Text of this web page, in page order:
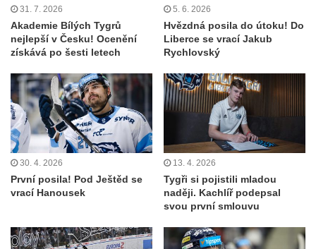
31. 7. 2026
Akademie Bílých Tygrů
nejlepší v Česku! Ocenění
získává po šesti letech
5. 6. 2026
Hvězdná posila do útoku! Do
Liberce se vrací Jakub
Rychlovský
30. 4. 2026
První posila! Pod Ještěd se
vrací Hanousek
13. 4. 2026
Tygři si pojistili mladou
naději. Kachlíř podepsal
svou první smlouvu